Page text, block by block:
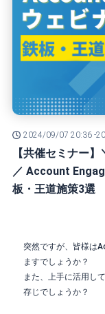
2024/09/07 20:36 -
【共催セミナー
／ Account
板・王道施策3選
突然ですが、皆様は
ますでしょうか？
また、上手に活用し
存じでしょうか？